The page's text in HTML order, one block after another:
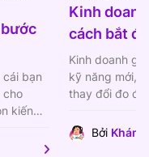
bạn
cho
kiến
Kinh
cách bắt
Kinh doanh
kỹ năng mới,
thay đổi đo
Bởi